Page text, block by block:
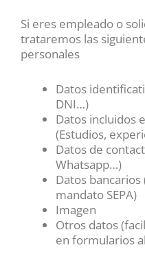
Si eres empleado o
trataremos las
personales
Datos
DNI…)
Datos incluidos
(Estudios,
Datos de
Whatsapp…)
Datos
mandato SEPA)
Imagen
Otros datos
en formularios